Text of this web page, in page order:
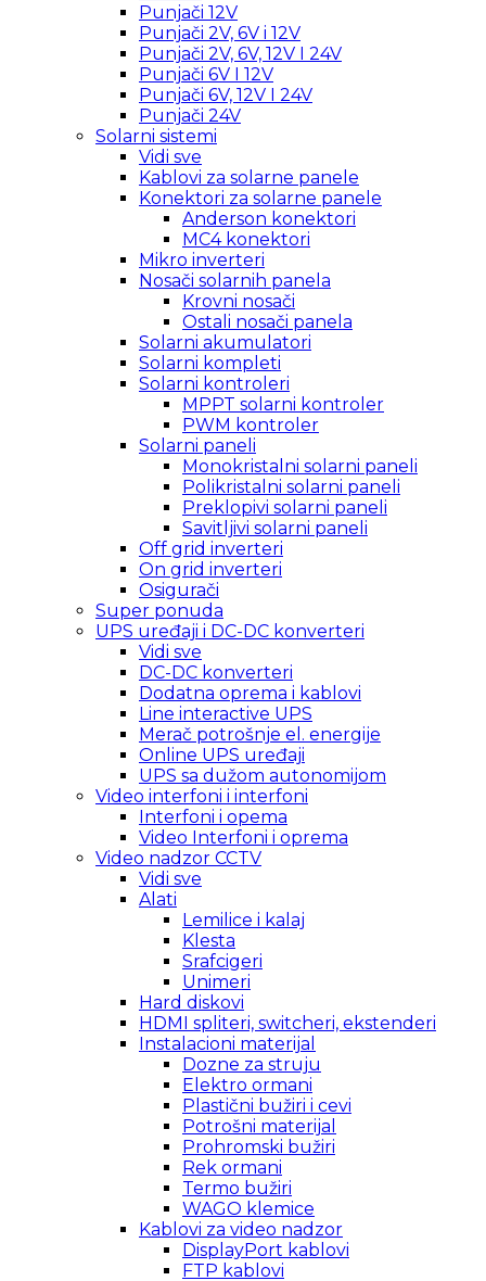
Punjači 12V
Punjači 2V, 6V i 12V
Punjači 2V, 6V, 12V I 24V
Punjači 6V I 12V
Punjači 6V, 12V I 24V
Punjači 24V
Solarni sistemi
Vidi sve
Kablovi za solarne panele
Konektori za solarne panele
Anderson konektori
MC4 konektori
Mikro inverteri
Nosači solarnih panela
Krovni nosači
Ostali nosači panela
Solarni akumulatori
Solarni kompleti
Solarni kontroleri
MPPT solarni kontroler
PWM kontroler
Solarni paneli
Monokristalni solarni paneli
Polikristalni solarni paneli
Preklopivi solarni paneli
Savitljivi solarni paneli
Off grid inverteri
On grid inverteri
Osigurači
Super ponuda
UPS uređaji i DC-DC konverteri
Vidi sve
DC-DC konverteri
Dodatna oprema i kablovi
Line interactive UPS
Merač potrošnje el. energije
Online UPS uređaji
UPS sa dužom autonomijom
Video interfoni i interfoni
Interfoni i opema
Video Interfoni i oprema
Video nadzor CCTV
Vidi sve
Alati
Lemilice i kalaj
Klesta
Srafcigeri
Unimeri
Hard diskovi
HDMI spliteri, switcheri, ekstenderi
Instalacioni materijal
Dozne za struju
Elektro ormani
Plastični bužiri i cevi
Potrošni materijal
Prohromski bužiri
Rek ormani
Termo bužiri
WAGO klemice
Kablovi za video nadzor
DisplayPort kablovi
FTP kablovi